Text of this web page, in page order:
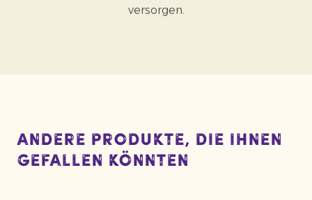
versorgen.
Andere Produkte, die Ihnen
gefallen könnten